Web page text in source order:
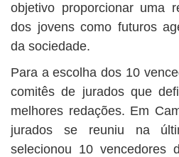
objetivo proporcionar uma
dos jovens como futuros
da sociedade.
Para a escolha dos 10
comitês de jurados que
melhores redações. Em
jurados se reuniu na
selecionou 10 vencedores